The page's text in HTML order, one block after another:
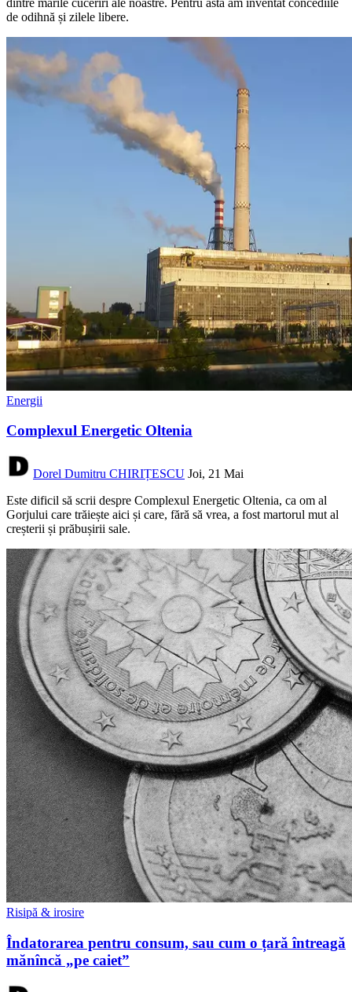
de odihnă și zilele libere.
Energii
Complexul Energetic Oltenia
Dorel Dumitru CHIRIȚESCU Joi, 21 Mai
Este dificil să scrii despre Complexul Energetic Oltenia, ca om al
Gorjului care trăiește aici și care, fără să vrea, a fost martorul mut al
creșterii și prăbușirii sale.
Risipă & irosire
Îndatorarea pentru consum, sau cum o țară întreagă
mănîncă „pe caiet”